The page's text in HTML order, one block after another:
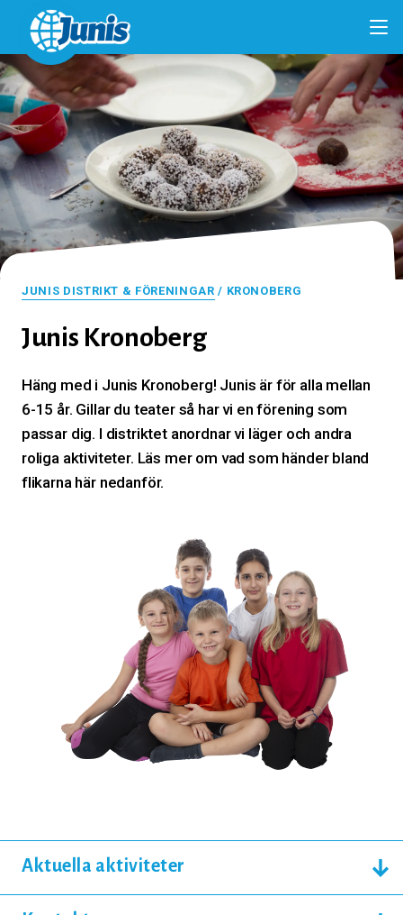
JUNIS DISTRIKT & FÖRENINGAR / KRONOBERG
Junis Kronoberg
Häng med i Junis Kronoberg! Junis är för alla mellan
6-15 år. Gillar du teater så har vi en förening som
passar dig. I distriktet anordnar vi läger och andra
roliga aktiviteter. Läs mer om vad som händer bland
flikarna här nedanför.
Aktuella aktiviteter